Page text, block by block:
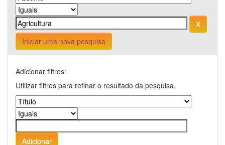
Iniciar uma nova pesquisa
Adicionar filtros:
Utilizar filtros para refinar o resultado da pesquisa.